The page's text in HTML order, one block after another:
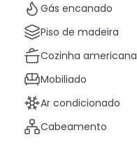
Gás encanado
Piso de madeira
Cozinha americana
Mobiliado
Ar condicionado
Cabeamento